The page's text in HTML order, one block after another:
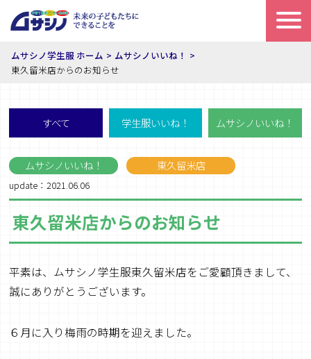
ムサシノ学生服 ホーム
ムサシノいいね！
東久留米店からのお知らせ
すべて 学生服いいね！ ムサシノいいね！
ムサシノいいね！ 東久留米店
update：2021.06.06
東久留米店からのお知らせ
平素は、ムサシノ学生服東久留米店をご愛顧頂きまして、
誠にありがとうございます。
６月に入り梅雨の時期を迎えました。